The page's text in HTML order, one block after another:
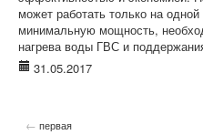
может работать только на
минимальную мощность,
нагрева воды ГВС и
31.05.2017
← первая